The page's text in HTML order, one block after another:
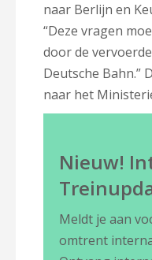
naar Berlijn en
“Deze vragen
door de
Deutsche Bahn.”
naar het
Nieuw!
Meldt je aan
omtrent